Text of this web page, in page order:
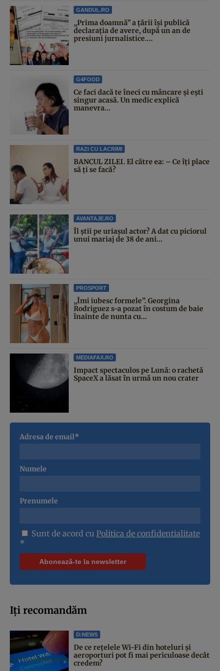
GANDUL.RO
„Prima doamnă” a țării își publică
declarația de avere, după un an de
presiuni jurnalistice....
G4FOOD
Ce faci dacă te îneci cu mâncare și ești
singur acasă. Un medic explică
manevra...
RAZI CU LACRIMI
BANCUL ZILEI. El către ea: – Ce îți place
să ți se facă?
AVANTAJE.RO
Îl știi pe uriașul actor? A dat cu piciorul
unui mariaj de 38 de ani...
PROSPORT
„Îmi iubesc formele”. Georgina
Rodriguez s-a pozat în costum de baie
înainte de nunta cu...
MEDIAFAX.RO
Impact spectaculos pe Lună: o rachetă
SpaceX a lăsat în urmă un nou crater
Adresa de email*
Numele
Prenumele
Sunt de acord cu Politica de confidentialitate
*
Iți recomandăm
D:NEWS
De ce rețelele Wi-Fi din hoteluri și
aeroporturi pot fi mai periculoase decât
credem?